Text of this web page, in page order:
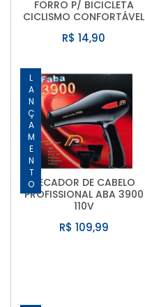
FORRO P/ BICICLETA
CICLISMO CONFORTÁVEL
R$ 14,90
LANÇAMENTOSECADOR DE CABELO
PROFISSIONAL ABA 3900
110V
R$ 109,99